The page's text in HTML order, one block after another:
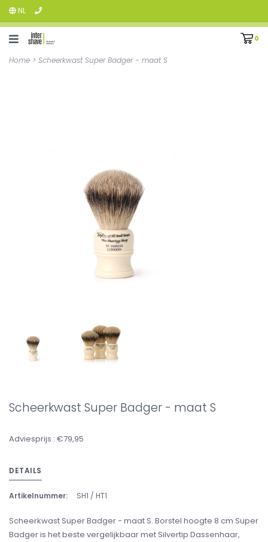
NL
0
Home > Scheerkwast Super Badger - maat S
Scheerkwast Super Badger - maat S
Adviesprijs : €79,95
DETAILS
Artikelnummer: SH1 / HT1
Scheerkwast Super Badger - maat S. Borstel hoogte 8 cm Super
Badger is het beste vergelijkbaar met Silvertip Dassenhaar,